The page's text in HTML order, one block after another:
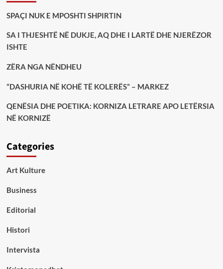
SPAÇI NUK E MPOSHTI SHPIRTIN
SA I THJESHTË NË DUKJE, AQ DHE I LARTË DHE NJERËZOR
ISHTE
ZËRA NGA NËNDHEU
“DASHURIA NË KOHË TË KOLERËS” – MARKEZ
QENËSIA DHE POETIKA: KORNIZA LETRARE APO LETËRSIA
NË KORNIZË
Categories
Art Kulture
Business
Editorial
Histori
Intervista